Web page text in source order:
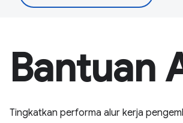
Bantuan
Tingkatkan performa alur kerja